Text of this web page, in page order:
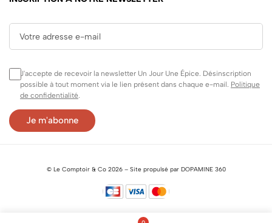
J'accepte de recevoir la newsletter Un Jour Une Épice. Désinscription
possible à tout moment via le lien présent dans chaque e-mail. Politique
de confidentialité.
© Le Comptoir & Co2026 – Site propulsé par DOPAMINE 360